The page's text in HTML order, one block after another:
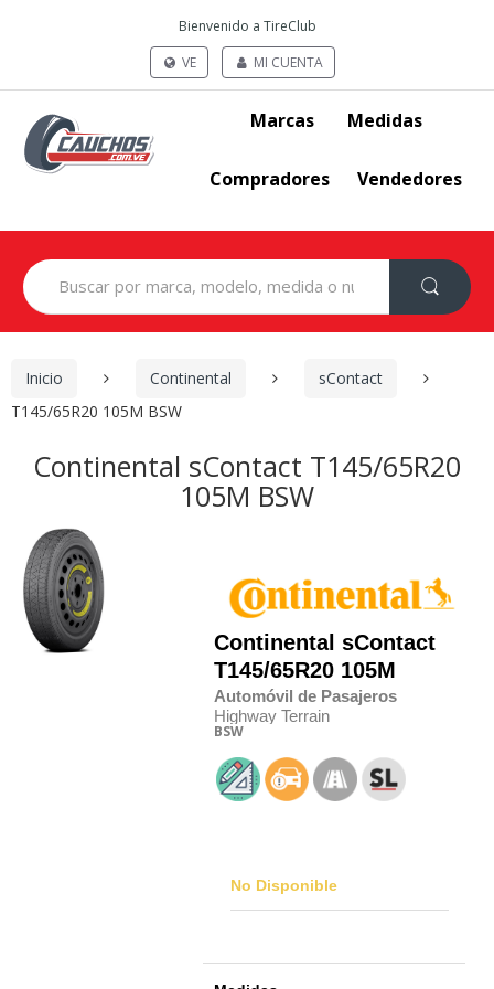
Bienvenido a TireClub
VE
MI CUENTA
Marcas Medidas
Compradores Vendedores
Search
for:
Inicio Continental
sContact
T145/65R20 105M BSW
Continental sContact T145/65R20
105M BSW
Continental sContact
T145/65R20 105M
Automóvil de Pasajeros
Highway Terrain
BSW
No Disponible